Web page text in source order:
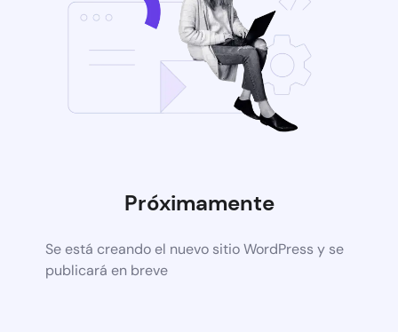
Próximamente
Se está creando el nuevo sitio WordPress y se
publicará en breve